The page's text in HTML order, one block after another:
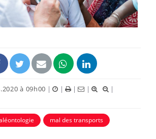
à 09h00 | | | |
|
mal des transports